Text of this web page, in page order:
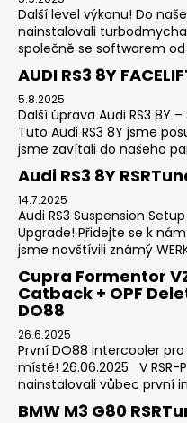
Další level výkonu! Do
nainstalovali
společně se softwarem od
AUDI RS3 8Y
5.8.2025
Další úprava Audi RS3 8Y
Tuto Audi RS3 8Y jsme
jsme zavítali do našeho
Audi RS3 8Y
14.7.2025
Audi RS3 Suspension
Upgrade! Přidejte se k
jsme navštívili známý
Cupra Formentor
Catback + OPF
DO88
26.6.2025
První DO88 intercooler
místě! 26.06.2025 V
nainstalovali vůbec první
BMW M3 G80